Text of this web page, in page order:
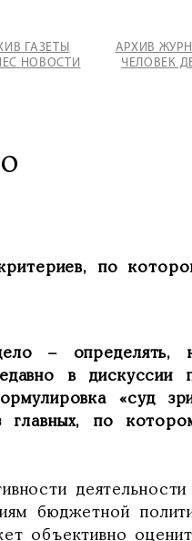
ГАЗЕТЫ
НОВОСТИ
АРХИВ
ЧЕЛОВЕК
по
– определять,
в дискуссии
«суд
по
бюджетной
объективно